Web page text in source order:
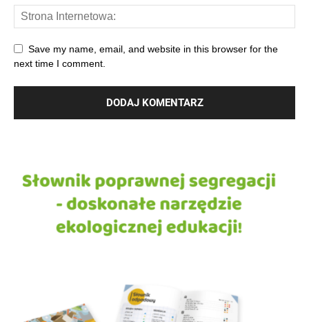
Save my name, email, and website in this browser for the
next time I comment.